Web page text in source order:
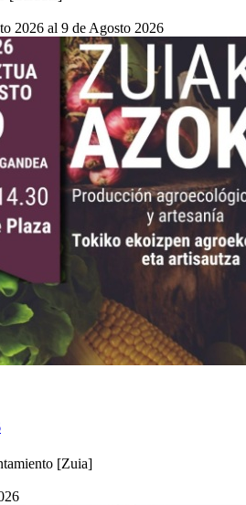
2026 al 9 de Agosto 2026
[Zuia]